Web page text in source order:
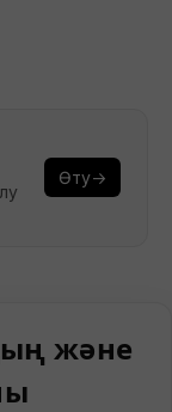
Өту→
және